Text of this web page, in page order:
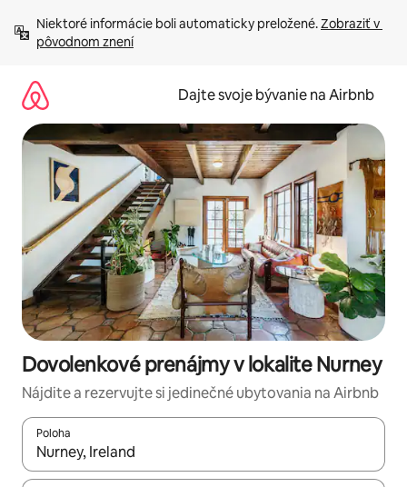
obsah.
Niektoré informácie boli automaticky preložené. Zobraziť v
pôvodnom znení
Dajte svoje bývanie na Airbnb
Dovolenkové prenájmy v lokalite Nurney
Nájdite a rezervujte si jedinečné ubytovania na Airbnb
Poloha
Keď budú výsledky k dispozícii, môžete si ich prechádzať